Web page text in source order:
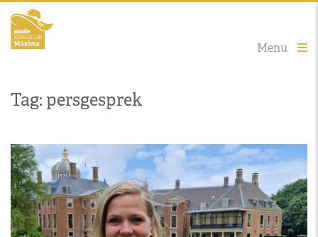
Menu
Tag: persgesprek